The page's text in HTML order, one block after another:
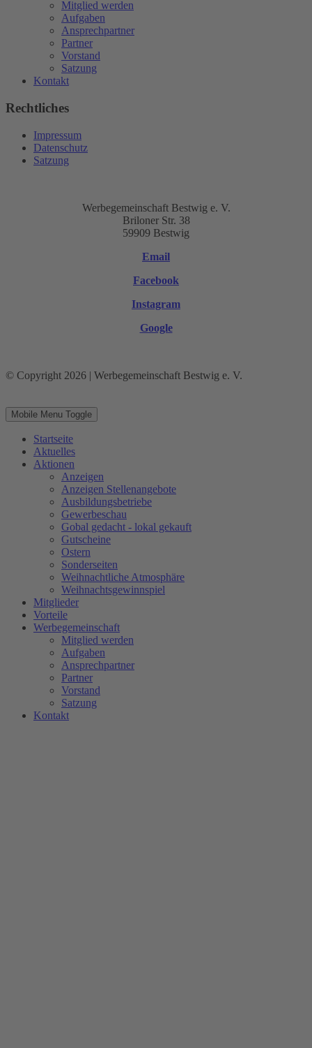
Mitglied werden
Aufgaben
Ansprechpartner
Partner
Vorstand
Satzung
Kontakt
Rechtliches
Impressum
Datenschutz
Satzung
Werbegemeinschaft Bestwig e. V.
Briloner Str. 38
59909 Bestwig
Email
Facebook
Instagram
Google
© Copyright 2026 | Werbegemeinschaft Bestwig e. V.
Mobile Menu Toggle
Startseite
Aktuelles
Aktionen
Anzeigen
Anzeigen Stellenangebote
Ausbildungsbetriebe
Gewerbeschau
Gobal gedacht - lokal gekauft
Gutscheine
Ostern
Sonderseiten
Weihnachtliche Atmosphäre
Weihnachtsgewinnspiel
Mitglieder
Vorteile
Werbegemeinschaft
Mitglied werden
Aufgaben
Ansprechpartner
Partner
Vorstand
Satzung
Kontakt